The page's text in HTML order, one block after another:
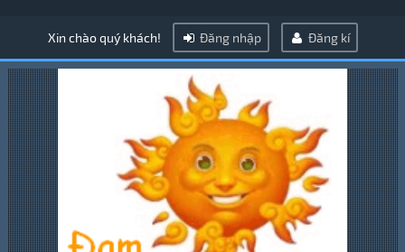
Xin chào quý khách! Đăng nhập Đăng kí